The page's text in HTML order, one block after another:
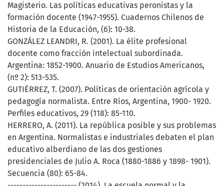
Magisterio. Las políticas educativas peronistas y la
formación docente (1947-1955). Cuadernos Chilenos de
Historia de la Educación, (6): 10-38.
GONZÁLEZ LEANDRI, R. (2001). La élite profesional
docente como fracción intelectual subordinada.
Argentina: 1852-1900. Anuario de Estudios Americanos,
(nº 2): 513-535.
GUTIÉRREZ, T. (2007). Políticas de orientación agrícola y
pedagogía normalista. Entre Ríos, Argentina, 1900- 1920.
Perfiles educativos, 29 (118): 85-110.
HERRERO, A. (2011). La república posible y sus problemas
en Argentina. Normalistas e industriales debaten el plan
educativo alberdiano de las dos gestiones
presidenciales de Julio A. Roca (1880-1886 y 1898- 1901).
Secuencia (80): 65-84.